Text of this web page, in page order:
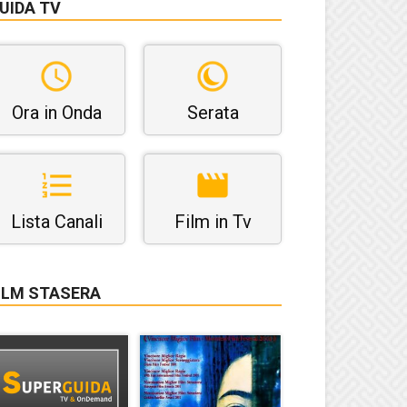
TV
Ora in Onda Serata
Lista Canali Film in Tv
STASERA